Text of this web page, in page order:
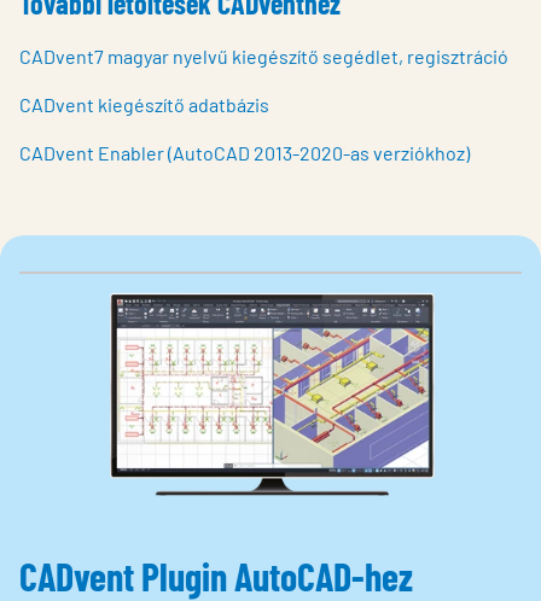
CADvent7 magyar nyelvű kiegészítő segédlet, regisztráció
CADvent kiegészítő adatbázis
CADvent Enabler (AutoCAD 2013-2020-as verziókhoz)
CADvent Plugin AutoCAD-hez